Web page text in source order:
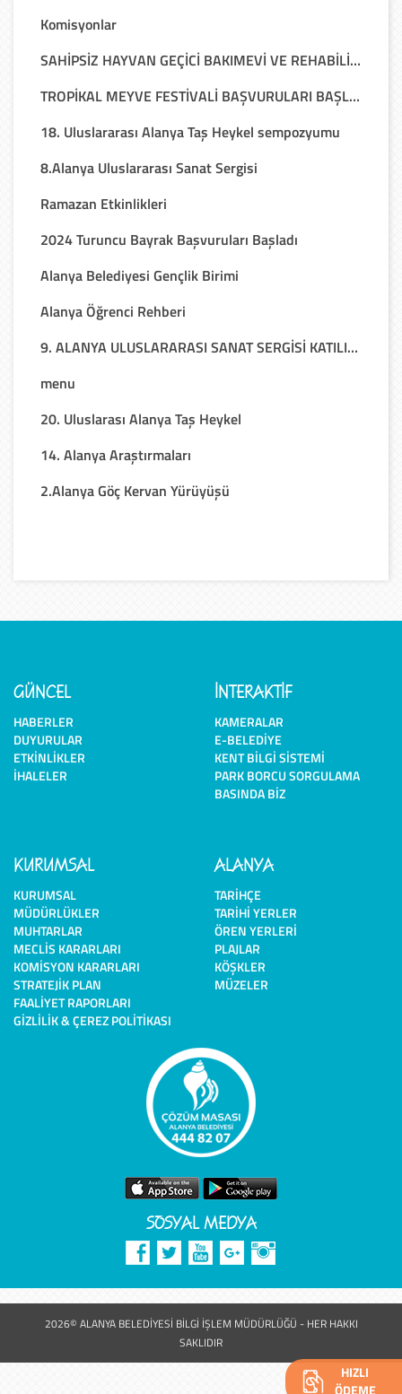
HIZLI
ÖDEME
Komisyonlar
SAHİPSİZ HAYVAN GEÇİCİ BAKIMEVİ VE REHABİLİTASYON MERKEZİ
TROPİKAL MEYVE FESTİVALİ BAŞVURULARI BAŞLIYOR
18. Uluslararası Alanya Taş Heykel sempozyumu
8.Alanya Uluslararası Sanat Sergisi
Ramazan Etkinlikleri
2024 Turuncu Bayrak Başvuruları Başladı
Alanya Belediyesi Gençlik Birimi
Alanya Öğrenci Rehberi
9. ALANYA ULUSLARARASI SANAT SERGİSİ KATILIM FORMU
menu
20. Uluslarası Alanya Taş Heykel
14. Alanya Araştırmaları
2.Alanya Göç Kervan Yürüyüşü
GÜNCEL
HABERLER
DUYURULAR
ETKINLIKLER
İHALELER
İNTERAKTİF
KAMERALAR
E-BELEDIYE
KENT BILGI SISTEMI
PARK BORCU SORGULAMA
BASINDA BIZ
KURUMSAL
KURUMSAL
MÜDÜRLÜKLER
MUHTARLAR
MECLIS KARARLARI
KOMISYON KARARLARI
STRATEJIK PLAN
FAALIYET RAPORLARI
GIZLILIK & ÇEREZ POLITIKASI
ALANYA
TARIHÇE
TARIHI YERLER
ÖREN YERLERI
PLAJLAR
KÖŞKLER
MÜZELER
SOSYAL MEDYA
2026© ALANYA BELEDİYESİ BİLGİ İŞLEM MÜDÜRLÜĞÜ - HER HAKKI
SAKLIDIR